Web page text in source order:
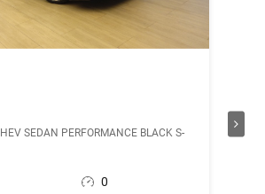
SEDAN PERFORMANCE BLACK S-
0
DRILL